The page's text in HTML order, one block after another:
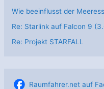
Wie beeinflusst der
Re: Starlink auf Falcon 9
Re: Projekt STARFALL
Raumfahrer.net auf